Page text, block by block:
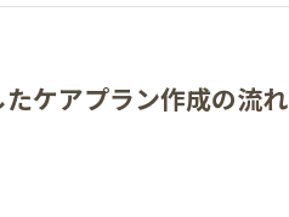
ケアプラン作成の流